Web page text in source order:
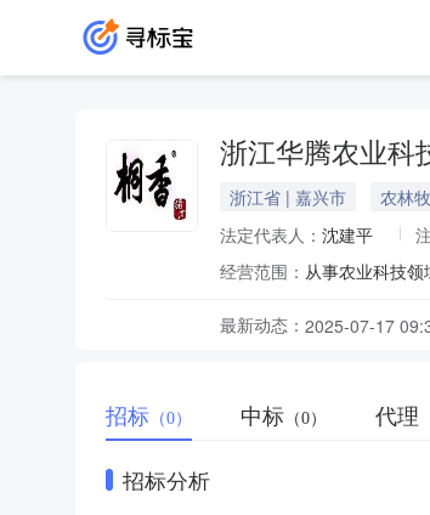
浙江华腾农业科
浙江省 | 嘉兴市 农林
法定代表人： 沈建平
经营范围：
最新动态： 2025-07-17
招标 （0） 中标 （0） 代理
招标分析